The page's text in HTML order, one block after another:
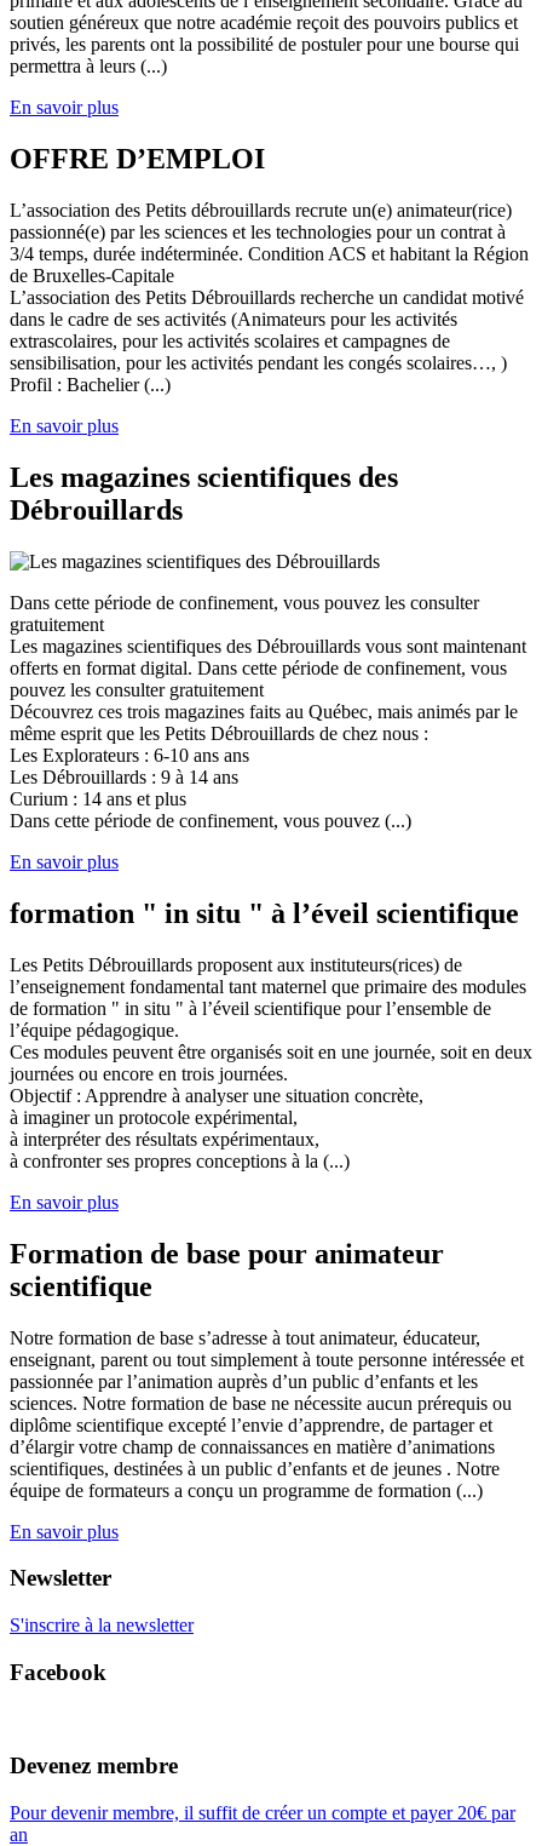
soutien généreux que notre académie reçoit des pouvoirs publics et
privés, les parents ont la possibilité de postuler pour une bourse qui
permettra à leurs (...)
En savoir plus
OFFRE D’EMPLOI
L’association des Petits débrouillards recrute un(e) animateur(rice)
passionné(e) par les sciences et les technologies pour un contrat à
3/4 temps, durée indéterminée. Condition ACS et habitant la Région
de Bruxelles-Capitale
L’association des Petits Débrouillards recherche un candidat motivé
dans le cadre de ses activités (Animateurs pour les activités
extrascolaires, pour les activités scolaires et campagnes de
sensibilisation, pour les activités pendant les congés scolaires…, )
Profil : Bachelier (...)
En savoir plus
Les magazines scientifiques des
Débrouillards
Dans cette période de confinement, vous pouvez les consulter
gratuitement
Les magazines scientifiques des Débrouillards vous sont maintenant
offerts en format digital. Dans cette période de confinement, vous
pouvez les consulter gratuitement
Découvrez ces trois magazines faits au Québec, mais animés par le
même esprit que les Petits Débrouillards de chez nous :
Les Explorateurs : 6-10 ans ans
Les Débrouillards : 9 à 14 ans
Curium : 14 ans et plus
Dans cette période de confinement, vous pouvez (...)
En savoir plus
formation " in situ " à l’éveil scientifique
Les Petits Débrouillards proposent aux instituteurs(rices) de
l’enseignement fondamental tant maternel que primaire des modules
de formation " in situ " à l’éveil scientifique pour l’ensemble de
l’équipe pédagogique.
Ces modules peuvent être organisés soit en une journée, soit en deux
journées ou encore en trois journées.
Objectif : Apprendre à analyser une situation concrète,
à imaginer un protocole expérimental,
à interpréter des résultats expérimentaux,
à confronter ses propres conceptions à la (...)
En savoir plus
Formation de base pour animateur
scientifique
Notre formation de base s’adresse à tout animateur, éducateur,
enseignant, parent ou tout simplement à toute personne intéressée et
passionnée par l’animation auprès d’un public d’enfants et les
sciences. Notre formation de base ne nécessite aucun prérequis ou
diplôme scientifique excepté l’envie d’apprendre, de partager et
d’élargir votre champ de connaissances en matière d’animations
scientifiques, destinées à un public d’enfants et de jeunes . Notre
équipe de formateurs a conçu un programme de formation (...)
En savoir plus
Newsletter
S'inscrire à la newsletter
Facebook
Devenez membre
Pour devenir membre, il suffit de créer un compte et payer 20€ par
an